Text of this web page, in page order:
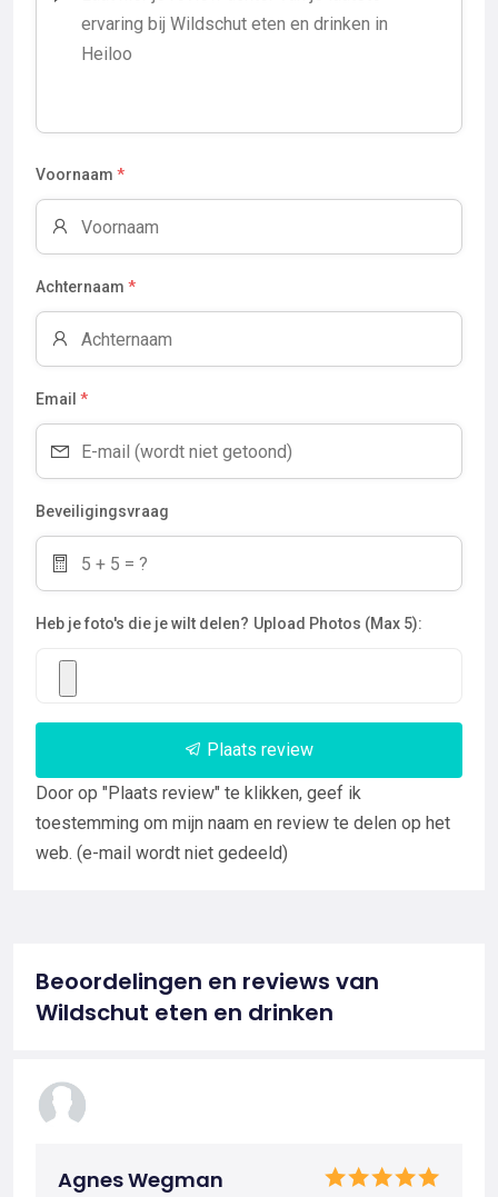
Voornaam *
Achternaam *
Email *
Beveiligingsvraag
Heb je foto's die je wilt delen? Upload Photos (Max 5):
Plaats review
Door op "Plaats review" te klikken, geef ik
toestemming om mijn naam en review te delen op het
web. (e-mail wordt niet gedeeld)
Beoordelingen en reviews van
Wildschut eten en drinken
Agnes Wegman